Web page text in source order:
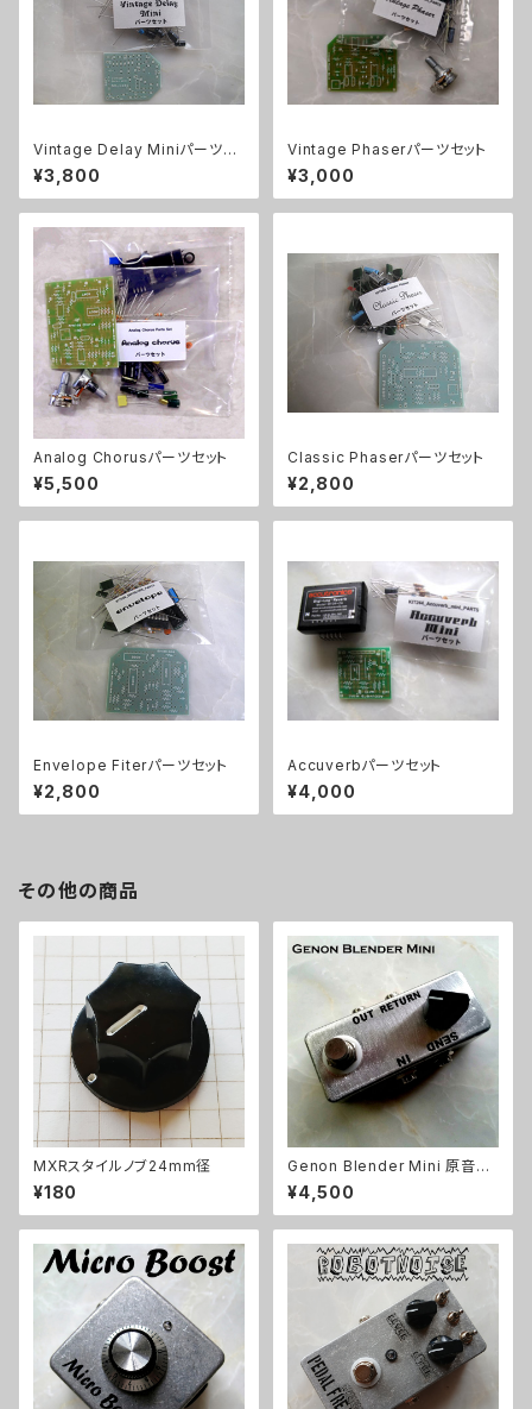
Vintage Delay Miniパーツセ
ット
¥3,800
Vintage Phaserパーツセット
¥3,000
Analog Chorusパーツセット
¥5,500
Classic Phaserパーツセット
¥2,800
Envelope Fiterパーツセット
¥2,800
Accuverbパーツセット
¥4,000
その他の商品
MXRスタイルノブ24mm径
¥180
Genon Blender Mini 原音ブ
レンドキット【BASIC KIT】
¥4,500